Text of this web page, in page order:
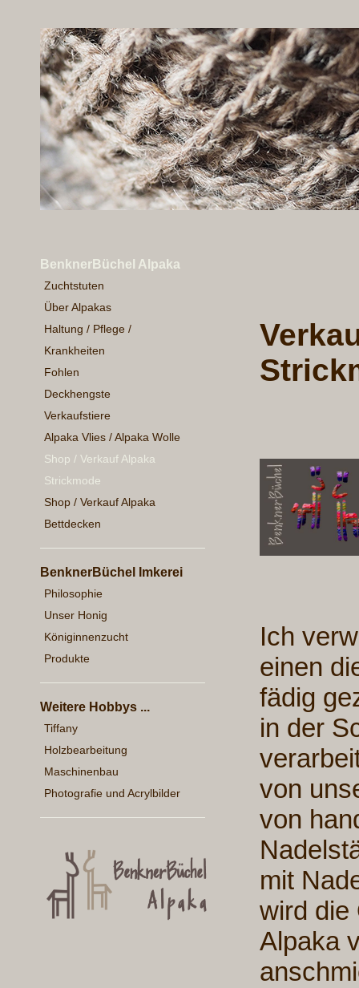
BenknerBüchel Alpaka
Zuchtstuten
Über Alpakas
Haltung / Pflege /
Krankheiten
Fohlen
Deckhengste
Verkaufstiere
Alpaka Vlies / Alpaka Wolle
Shop / Verkauf Alpaka
Strickmode
Shop / Verkauf Alpaka
Bettdecken
BenknerBüchel Imkerei
Philosophie
Unser Honig
Königinnenzucht
Produkte
Weitere Hobbys ...
Tiffany
Holzbearbeitung
Maschinenbau
Photografie und Acrylbilder
Ich
einen
fädig
in der
von
von
mit
wird die
Alpaka